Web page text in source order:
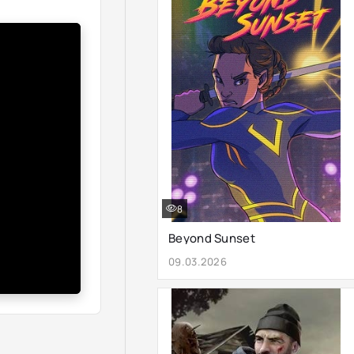
Beyond Sunset
09.03.2026
8